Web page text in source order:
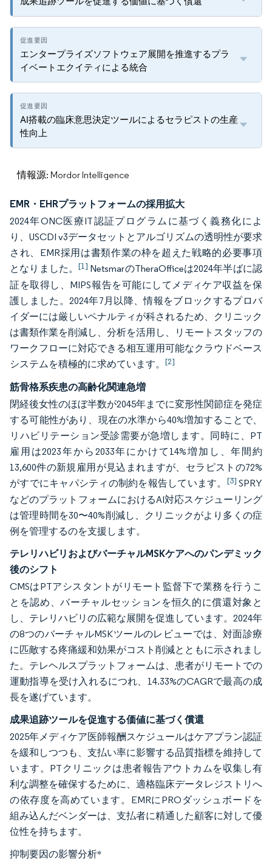
エンタープライズソフトウェア展開を推進するプラ
イベートエクイティによる統合
AI搭載の臨床意思決定ツールによるセラピストの生産
性向上
情報源: Mordor Intelligence
EMR・EHRプラットフォームの採用拡大
2024年ONC医療IT認証プログラムに基づく義務化によ
り、USCDI v3データセットとアルゴリズムの透明性が要求
され、EMR採用は書類作業の枠を超えた戦略的必要事項
となりました。[1] NetsmarのTheraOfficeは2024年半ばに認
証を取得し、MIPS報告を可能にしてメディケア収益を保
護しました。2024年7月以降、情報をブロックするプロバ
イダーには厳しいペナルティが科されるため、クリニック
は書類作業を削減し、分析を活用し、リモートスタッフの
ワークフローに対応できる相互運用可能なクラウドベース
システムを積極的に求めています。 [2]
筋骨格系疾患の高齢化関連急増
閉経後女性のほぼ半数が2045年までに変形性関節症を発症
する可能性があり、現在の水準から40%増加することで、
リハビリテーション受診需要が急増します。同時に、PT
雇用は2023年から2033年にかけて14%増加し、年間約
13,600件の新規雇用が見込まれますが、セラピストの72%
がすでにキャパシティの制約を報告しています。 [3] SPRY
などのプラットフォームにおけるAI対応スケジューリング
は管理時間を30〜40%削減し、クリニックがより多くの症
例を管理するのを支援します。
テレリハビリおよびバーチャルMSKケアへのパンデミック
後のシフト
CMSはPTアシスタントがリモート監督下で業務を行うこ
とを認め、バーチャルセッションを恒久的に償還対象と
し、テレリハビリの広範な展開を促進しています。2024年
の8つのバーチャルMSKツールのレビューでは、対面診療
に匹敵する疼痛緩和効果がコスト削減とともに示されまし
た。テレヘルスプラットフォームは、患者がリモートでの
運動指導を受け入れるにつれ、14.33%のCAGRで最高の成
長を遂げています。
成果追跡ツールを促進する価値に基づく償還
2025年メディケア医師報酬スケジュールはケアプラン認証
を緩和しつつも、支払い率に影響する品質指標を維持して
います。PTクリニックは患者報告アウトカムを収集し有
利な調整を確保するために、適格臨床データレジストリへ
の依存度を高めています。EMRにPROダッシュボードを
組み込んだベンダーは、支払者に精通した顧客に対して優
位性を持ちます。
抑制要因の影響分析*